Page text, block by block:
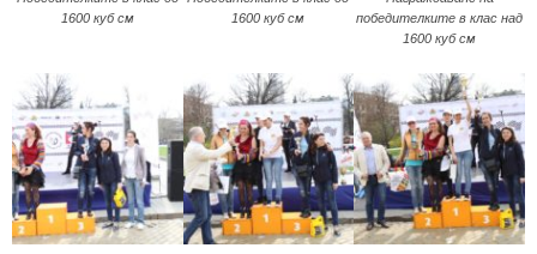
1600 куб см
1600 куб см
победителките в клас над
1600 куб см